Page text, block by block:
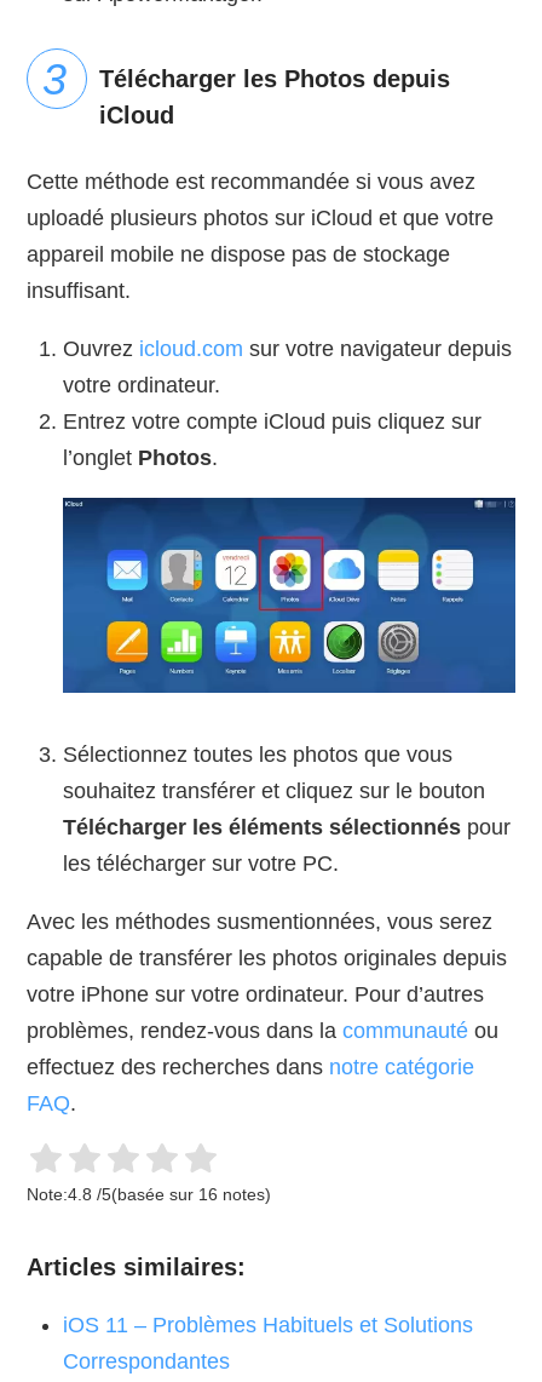
Télécharger les Photos depuis
iCloud
Cette méthode est recommandée si vous avez
uploadé plusieurs photos sur iCloud et que votre
appareil mobile ne dispose pas de stockage
insuffisant.
Ouvrez icloud.com sur votre navigateur depuis
votre ordinateur.
Entrez votre compte iCloud puis cliquez sur
l’onglet Photos.
Sélectionnez toutes les photos que vous
souhaitez transférer et cliquez sur le bouton
Télécharger les éléments sélectionnés pour
les télécharger sur votre PC.
Avec les méthodes susmentionnées, vous serez
capable de transférer les photos originales depuis
votre iPhone sur votre ordinateur. Pour d’autres
problèmes, rendez-vous dans lacommunauté ou
effectuez des recherches dans notre catégorie
FAQ.
Note:4.8 /5(basée sur 16 notes)
Articles similaires:
iOS 11 – Problèmes Habituels et Solutions
Correspondantes